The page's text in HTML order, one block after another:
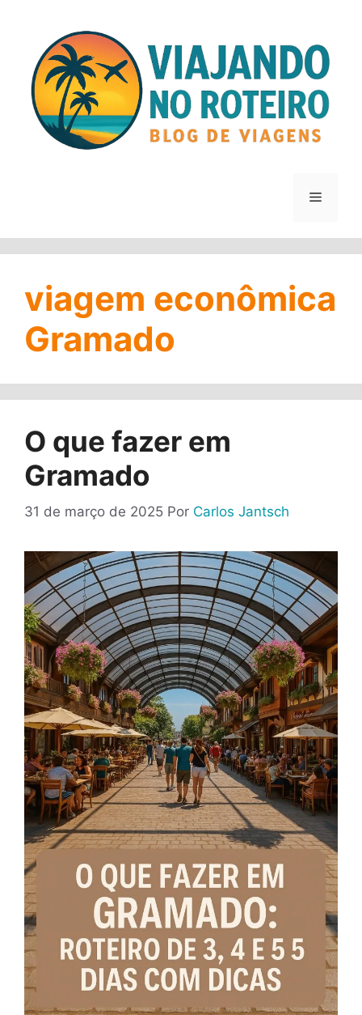
conteúdo
Menu
viagem econômica
Gramado
O que fazer em
Gramado
31 de março de 2025 Por Carlos Jantsch